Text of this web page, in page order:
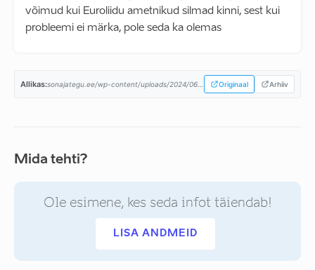
võimud kui Euroliidu ametnikud silmad kinni, sest kui
probleemi ei märka, pole seda ka olemas
Allikas: Originaal Arhiiv
Mida tehti?
Ole esimene, kes seda infot täiendab!
LISA ANDMEID